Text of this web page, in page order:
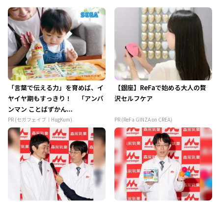
「言葉で伝える力」を育めば、イ
ヤイヤ期もすっきり！ 「アンパ
ンマン ことばずかん...
PR (セガフェイブ｜HugKum)
【銀座】ReFaで始める大人の贅
沢セルフケア
PR (ReFa GINZA on CREA)